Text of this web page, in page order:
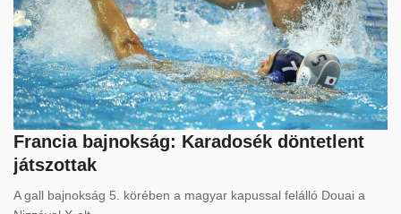
Francia bajnokság: Karadosék döntetlent
játszottak
A gall bajnokság 5. körében a magyar kapussal felálló Douai a